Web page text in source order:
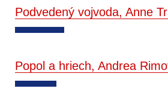
Podvedený vojvoda, Anne
Popol a hriech, Andrea